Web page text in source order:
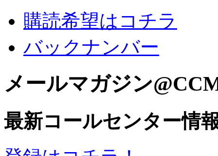
購読希望はコチラ
バックナンバー
メールマガジン
最新コールセンター情